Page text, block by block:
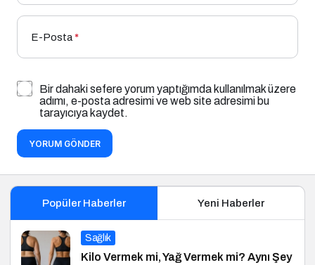
E-Posta*
Bir dahaki sefere yorum yaptığımda kullanılmak üzere
adımı, e-posta adresimi ve web site adresimi bu
tarayıcıya kaydet.
YORUM GÖNDER
Popüler Haberler Yeni Haberler
Sağlık
Kilo Vermek mi, Yağ Vermek mi? Aynı Şey